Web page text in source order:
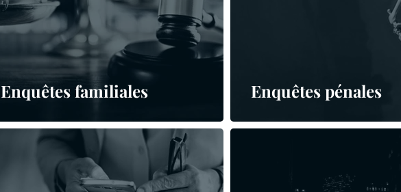
Enquêtes familiales Enquêtes pénales